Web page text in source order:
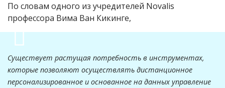
По словам одного из учредителей Novalis
профессора Вима Ван Кикинге,
Существует растущая потребность в инструментах,
которые позволяют осуществлять дистанционное
персонализированное и основанное на данных управление